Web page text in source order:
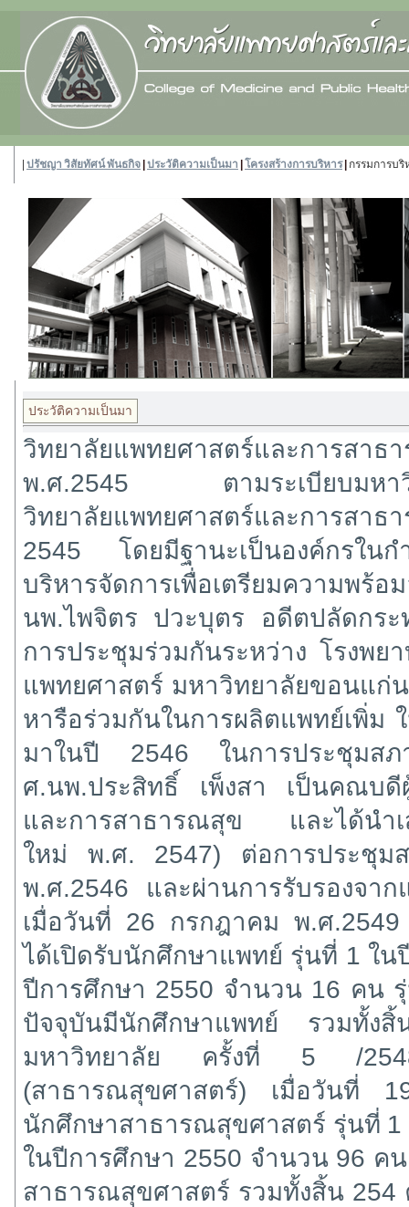
ปรัชญา วิสัยทัศน์ พันธกิจ ประวัติความเป็นมา โครงสร้างการบริหาร| กรรมการบริ
ประวัติความเป็นมา
วิทยาลัยแพทยศาสตร์และการส
พ.ศ.2545 ตามระเบียบมหาวิท
วิทยาลัยแพทยศาสตร์และการส
2545 โดยมีฐานะเป็นองค์กรใน
บริหารจัดการเพื่อเตรียมความพร้
นพ.ไพจิตร ปวะบุตร อดีตปลัดกร
การประชุมร่วมกันระหว่าง โรงพ
แพทยศาสตร์ มหาวิทยาลัยขอนแก่
หารือร่วมกันในการผลิตแพทย์เพิ่ม
มาในปี 2546 ในการประชุมส
ศ.นพ.ประสิทธิ์ เพ็งสา เป็นคณบดี
และการสาธารณสุข และได้นำเ
ใหม่ พ.ศ. 2547) ต่อการประชุม
พ.ศ.2546 และผ่านการรับรองจ
เมื่อวันที่ 26 กรกฎาคม พ.ศ
ได้เปิดรับนักศึกษาแพทย์ รุ่นที่ 1 ใ
ปีการศึกษา 2550 จำนวน 16 คน
ปัจจุบันมีนักศึกษาแพทย์ รวม
มหาวิทยาลัย ครั้งที่ 5 /2548
(สาธารณสุขศาสตร์) เมื่อวันที่
นักศึกษาสาธารณสุขศาสตร์ รุ่นที่ 1
ในปีการศึกษา 2550 จำนวน 96
สาธารณสุขศาสตร์ รวมทั้งสิ้น 254